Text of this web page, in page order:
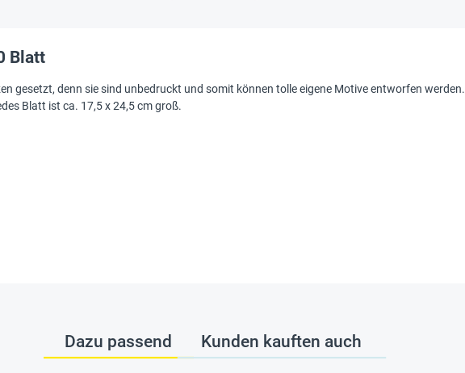
Blatt
gesetzt, denn sie sind unbedruckt und somit können tolle eigene Motive entworfen werden.
Blatt ist ca. 17,5 x 24,5 cm groß.
Dazu passend Kunden kauften auch